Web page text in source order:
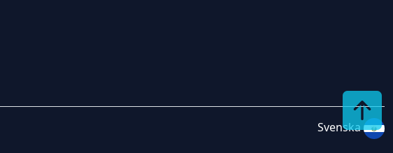
Svenska